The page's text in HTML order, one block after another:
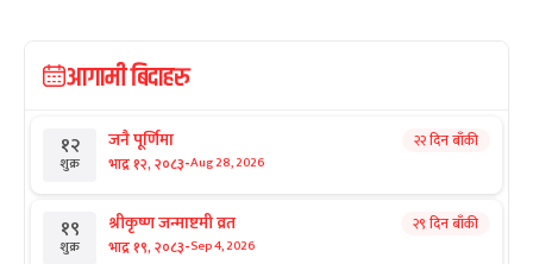
आगामी बिदाहरु
१२
शुक्र
जनै पूर्णिमा
भाद्र १२, २०८३-Aug 28, 2026
२२ दिन बाँकी
१९
शुक्र
श्रीकृष्ण जन्माष्टमी व्रत
भाद्र १९, २०८३-Sep 4, 2026
२९ दिन बाँकी